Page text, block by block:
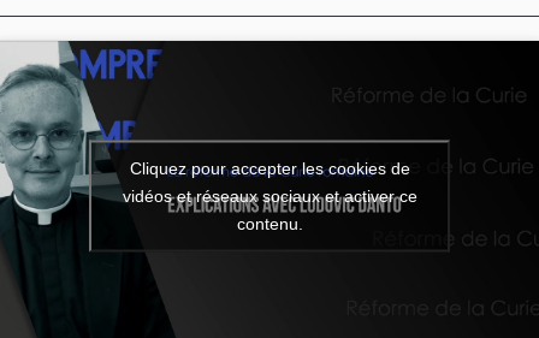
Cliquez pour accepter les cookies de
vidéos et réseaux sociaux et activer ce
contenu.